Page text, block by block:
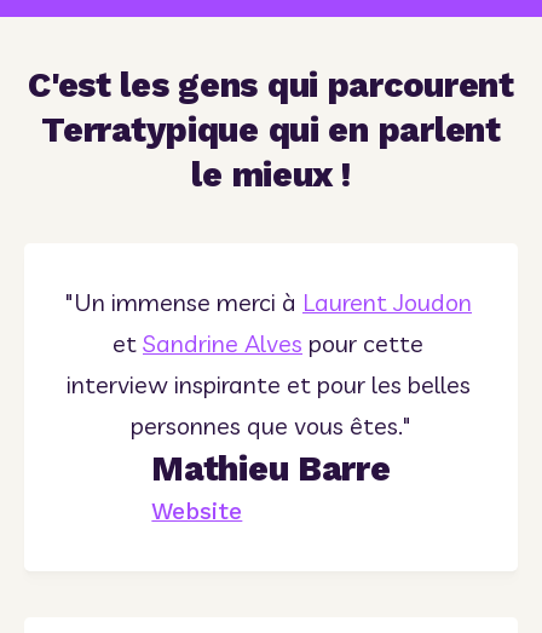
C'est les gens qui parcourent
Terratypique qui en parlent
le mieux !
"Un immense merci à Laurent Joudon
et Sandrine Alves pour cette
interview inspirante et pour les belles
personnes que vous êtes."
Mathieu Barre
Website